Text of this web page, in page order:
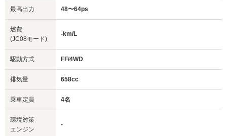
最高出力 48〜64ps
燃費
(JC08モード)
-km/L
駆動方式 FF/4WD
排気量 658cc
乗車定員 4名
環境対策
エンジン
-